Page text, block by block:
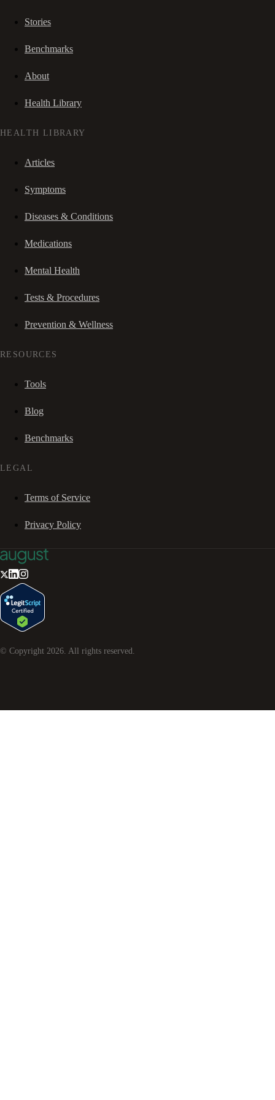
Stories
Benchmarks
About
Health Library
HEALTH LIBRARY
Articles
Symptoms
Diseases & Conditions
Medications
Mental Health
Tests & Procedures
Prevention & Wellness
RESOURCES
Tools
Blog
Benchmarks
LEGAL
Terms of Service
Privacy Policy
© Copyright 2026. All rights reserved.